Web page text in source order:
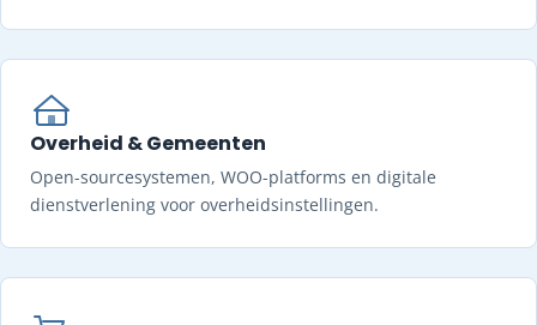
Overheid & Gemeenten
Open-sourcesystemen, WOO-platforms en digitale
dienstverlening voor overheidsinstellingen.